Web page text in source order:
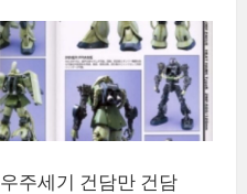
우주세기 건담만 건담